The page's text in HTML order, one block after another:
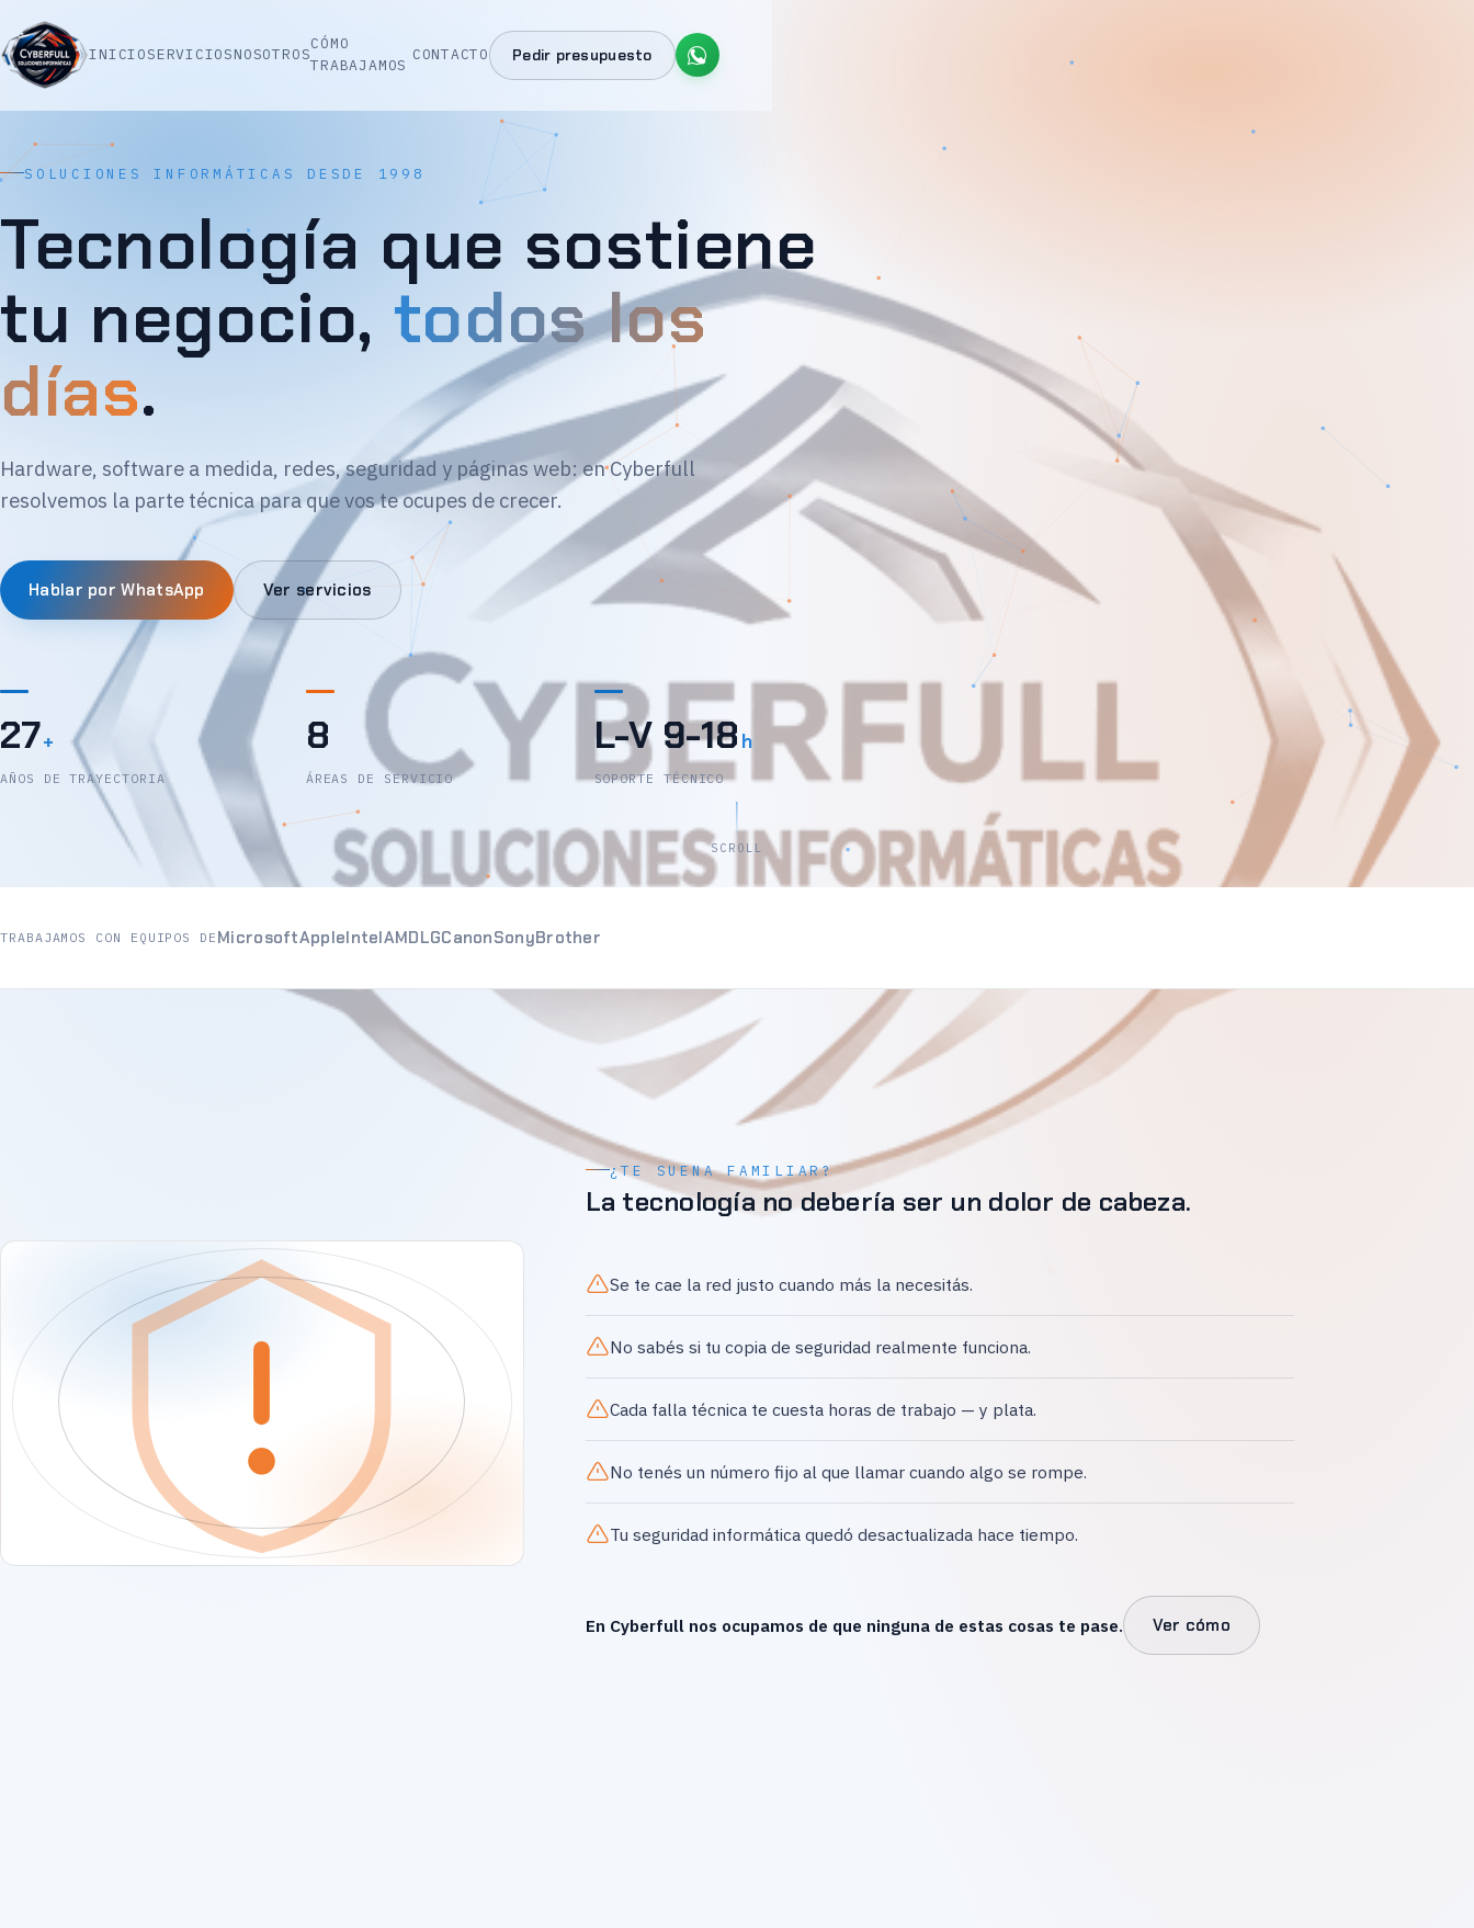
INICIOSERVICIOSNOSOTROS
CÓMO
TRABAJAMOS
CONTACTO Pedir presupuesto
SOLUCIONES INFORMÁTICAS DESDE 1998
Tecnología que sostiene
tu negocio, todos los
días.
Hardware, software a medida, redes, seguridad y páginas web: en Cyberfull
resolvemos la parte técnica para que vos te ocupes de crecer.
Hablar por WhatsApp Ver servicios
27+
AÑOS DE TRAYECTORIA
8
ÁREAS DE SERVICIO
L-V 9-18 h
SOPORTE TÉCNICO
SCROLL
TRABAJAMOS CON EQUIPOS DE MicrosoftAppleIntelAMDLGCanonSonyBrother
¿TE SUENA FAMILIAR?
La tecnología no debería ser un dolor de cabeza.
Se te cae la red justo cuando más la necesitás.
No sabés si tu copia de seguridad realmente funciona.
Cada falla técnica te cuesta horas de trabajo — y plata.
No tenés un número fijo al que llamar cuando algo se rompe.
Tu seguridad informática quedó desactualizada hace tiempo.
En Cyberfull nos ocupamos de que ninguna de estas cosas te pase. Ver cómo